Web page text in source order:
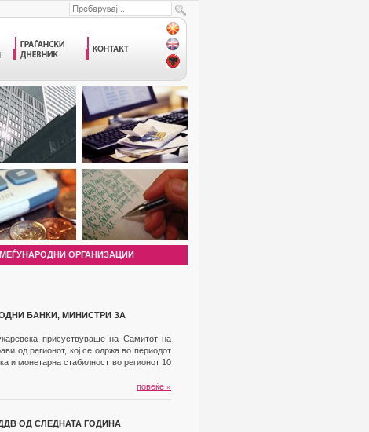
МЕЃУНАРОДНИ ОРГАНИЗАЦИИ
БАНКИ, МИНИСТРИ ЗА
присуствуваше на Самитот на
од регионот, кој се одржа во периодот
и монетарна стабилност во регионот 10
повеќе »
ОД СЛЕДНАТА ГОДИНА